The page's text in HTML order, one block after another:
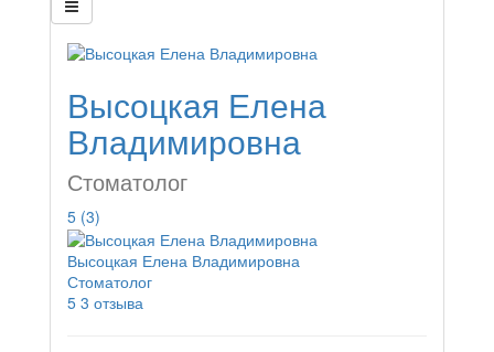
Высоцкая Елена
Владимировна
Стоматолог
5 (3)
Высоцкая Елена Владимировна
Стоматолог
5 3 отзыва